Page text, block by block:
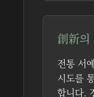
創新의
전통 서
시도를
합니다.